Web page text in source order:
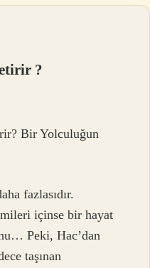
?
Bir Yolculuğun
fazlasıdır.
içinse bir hayat
Peki, Hac’dan
taşınan